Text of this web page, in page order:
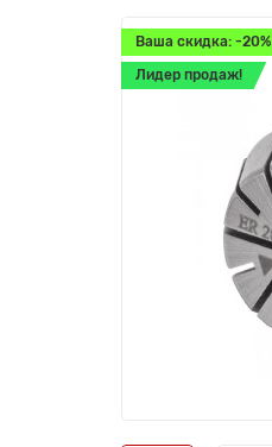
Ваша скидка: -20%
Лидер продаж!